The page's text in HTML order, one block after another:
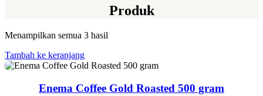
Produk
Menampilkan semua 3 hasil
Tambah ke keranjang
Enema Coffee Gold Roasted 500 gram